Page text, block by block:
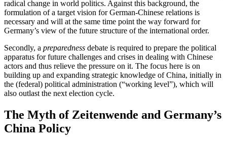
radical change in world politics. Against this background, the
formulation of a target vision for German-Chinese relations is
necessary and will at the same time point the way forward for
Germany’s view of the future structure of the inter­national order.
Secondly, a preparedness debate is required to pre­pare the political
apparatus for future challenges and crises in dealing with Chinese
actors and thus relieve the pressure on it. The focus here is on
building up and expanding strategic knowledge of China, initially in
the (federal) political administration (“working level”), which will
also outlast the next election cycle.
The Myth of Zeitenwende and Germany’s
China Policy